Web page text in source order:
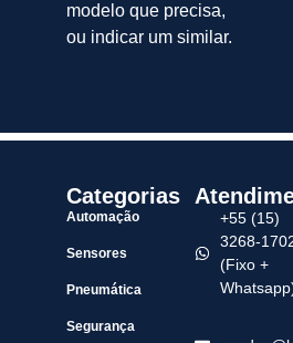
modelo que precisa,
ou indicar um similar.
Categorias
Automação
Sensores
Pneumática
Segurança
+55 (15)
3268-
(Fixo +